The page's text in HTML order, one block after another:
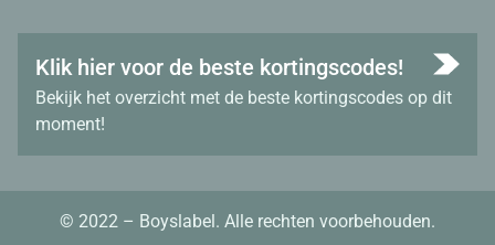
Klik hier voor de beste kortingscodes!
Bekijk het overzicht met de beste kortingscodes op dit
moment!
© 2022 – Boyslabel. Alle rechten voorbehouden.